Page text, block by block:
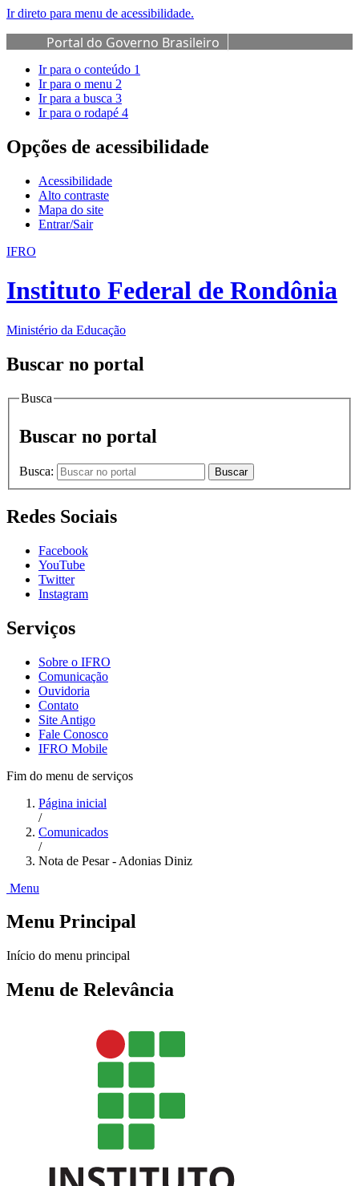
Ir direto para menu de acessibilidade.
Portal do Governo Brasileiro
Ir para o conteúdo 1
Ir para o menu 2
Ir para a busca 3
Ir para o rodapé 4
Opções de acessibilidade
Acessibilidade
Alto contraste
Mapa do site
Entrar/Sair
IFRO
Instituto Federal de Rondônia
Ministério da Educação
Buscar no portal
Busca
Buscar no portal
Busca: Buscar
Redes Sociais
Facebook
YouTube
Twitter
Instagram
Serviços
Sobre o IFRO
Comunicação
Ouvidoria
Contato
Site Antigo
Fale Conosco
IFRO Mobile
Fim do menu de serviços
Página inicial
/
Comunicados
/
Nota de Pesar - Adonias Diniz
Menu
Menu Principal
Início do menu principal
Menu de Relevância